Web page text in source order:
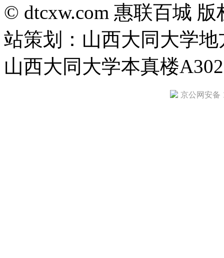
© dtcxw.com 惠联百城
站策划：山西大同大学
山西大同大学本真楼
京公网安备